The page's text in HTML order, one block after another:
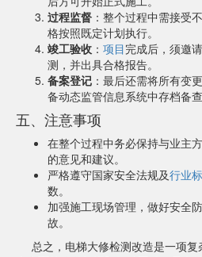
过程监督 ：整个过程中需接受
格按照既定计划执行。
竣工验收 ： 项目完成后，须邀
测，并出具合格报告。
备案登记 ：最后还需将所有变
备动态监管信息系统中存档备查
五、注意事项
在整个过程中务必保持与业主
的意见和建议。
严格遵守国家安全法规及行业
数。
加强施工现场管理，做好安全
故。
总之，电梯大修检测改造是一项